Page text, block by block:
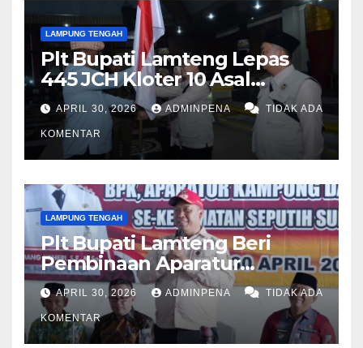
LAMPUNG TENGAH
Plt Bupati Lamteng Lepas
445 JCH Kloter 10 Asal
Lamteng
APRIL 30, 2026 ADMINPENA TIDAK ADA
KOMENTAR
LAMPUNG TENGAH
Plt Bupati Lamteng Beri
Pembinaan Aparatur
Kampung
APRIL 30, 2026 ADMINPENA TIDAK ADA
KOMENTAR